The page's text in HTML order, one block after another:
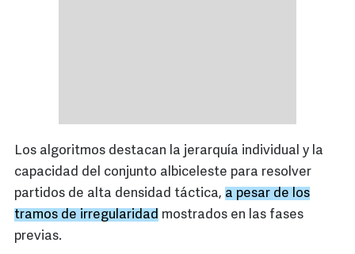
Los algoritmos destacan la jerarquía individual y la
capacidad del conjunto albiceleste para resolver
partidos de alta densidad táctica, a pesar de los
tramos de irregularidad mostrados en las fases
previas.